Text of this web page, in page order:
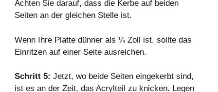
Achten Sie darauf, dass die Kerbe auf beiden
Seiten an der gleichen Stelle ist.
Wenn Ihre Platte dünner als ¼ Zoll ist, sollte das
Einritzen auf einer Seite ausreichen.
Schritt 5: Jetzt, wo beide Seiten eingekerbt sind,
ist es an der Zeit, das Acrylteil zu knicken. Legen